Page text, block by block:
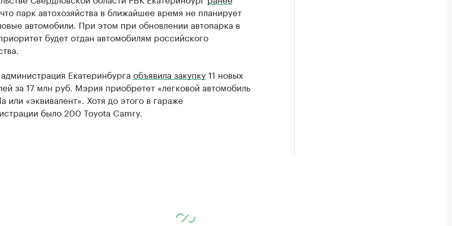
парк автохозяйства в ближайшее время не планирует
автомобили. При этом при обновлении автопарка в
будет отдан автомобилям российского
Екатеринбурга объявила закупку11 новых
за 17 млн руб. Мэрия приобретет «легковой автомобиль
или «эквивалент». Хотя до этого в гараже
было 200 Toyota Camry.